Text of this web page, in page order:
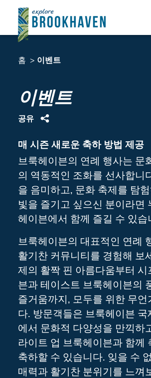
콘텐츠로 건너뛰기
홈 이벤트
이벤트
공유
매 시즌 새로운 축하 방법 제공
브룩헤이븐의 연례 행사는 문
의 역동적인 조화를 선사합니
을 음미하고, 문화 축제를 탐
빛을 즐기고 싶으신 분이라면
헤이븐에서 함께 즐길 수 있습
브룩헤이븐의 대표적인 연례
활기찬 커뮤니티를 경험해 보
제의 활짝 핀 아름다움부터 시
븐과 테이스트 브룩헤이븐의
즐거움까지, 모두를 위한 무언
다. 방문객들은 브룩헤이븐 국
에서 문화적 다양성을 만끽하
라이트 업 브룩헤이븐과 함께
축하할 수 있습니다. 잊을 수
매력과 활기찬 분위기를 느껴